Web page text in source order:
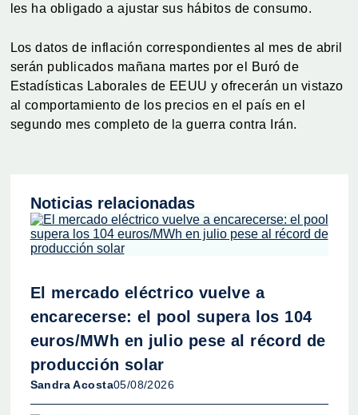
les ha obligado a ajustar sus hábitos de consumo.
Los datos de inflación correspondientes al mes de abril
serán publicados mañana martes por el Buró de
Estadísticas Laborales de EEUU y ofrecerán un vistazo
al comportamiento de los precios en el país en el
segundo mes completo de la guerra contra Irán.
Noticias relacionadas
El mercado eléctrico vuelve a
encarecerse: el pool supera los 104
euros/MWh en julio pese al récord de
producción solar
Sandra Acosta05/08/2026